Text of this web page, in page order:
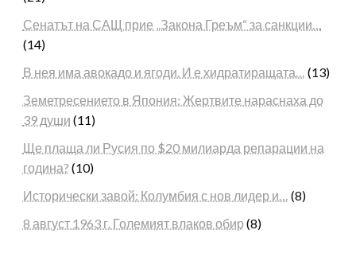
Сенатът на САЩ прие „Закона Греъм“ за санкции…
(14)
В нея има авокадо и ягоди. И е хидратиращата… (13)
Земетресението в Япония: Жертвите нараснаха до
39 души (11)
Ще плаща ли Русия по $20 милиарда репарации на
година? (10)
Исторически завой: Колумбия с нов лидер и… (8)
8 август 1963 г. Големият влаков обир (8)